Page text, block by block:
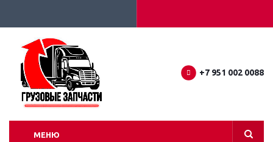
+7 951 002 0088
МЕНЮ